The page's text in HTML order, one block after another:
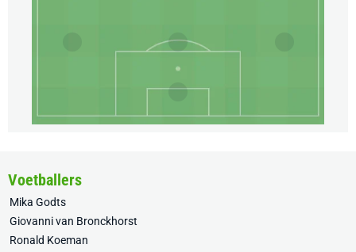
Voetballers
Mika Godts
Giovanni van Bronckhorst
Ronald Koeman